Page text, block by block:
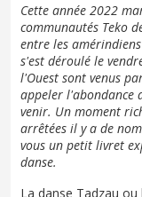
Cette année 2022
communautés Teko
entre les
s'est déroulé le
l'Ouest sont venus
appeler l'abondance
venir. Un moment
arrêtées il y a de
vous un petit livret
danse.
La danse Tadzau